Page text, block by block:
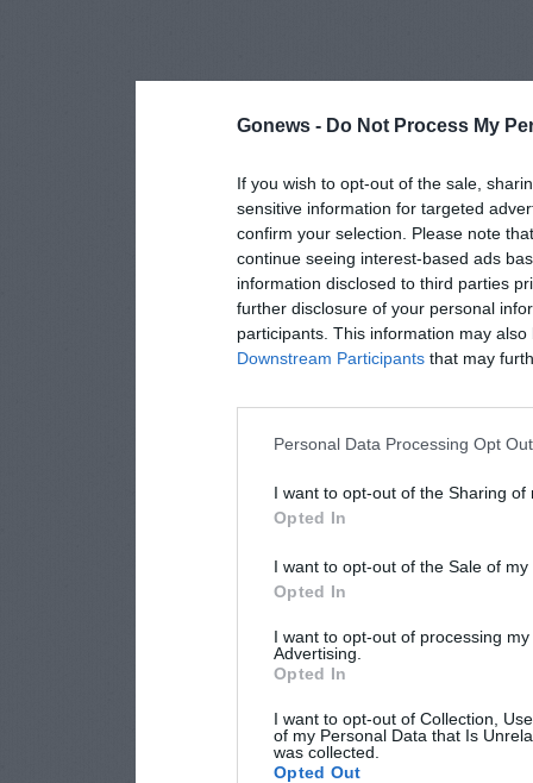
Gonews - Do Not Process My
If you wish to opt-out of the sale,
sensitive information for targeted
confirm your selection. Please note
continue seeing interest-based ads
information disclosed to third parties
further disclosure of your personal
participants. This information may
Downstream Participants that may
Personal Data Processing Opt
I want to opt-out of the Sharing of
Opted In
I want to opt-out of the Sale of
Opted In
I want to opt-out of processing
Advertising.
Opted In
I want to opt-out of Collection,
of my Personal Data that Is
was collected.
Opted Out